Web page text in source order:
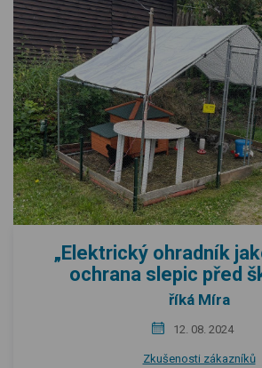
„Elektrický ohradník
ochrana slepic před
říká Míra
12. 08. 2024
Zkušenosti zákazníků